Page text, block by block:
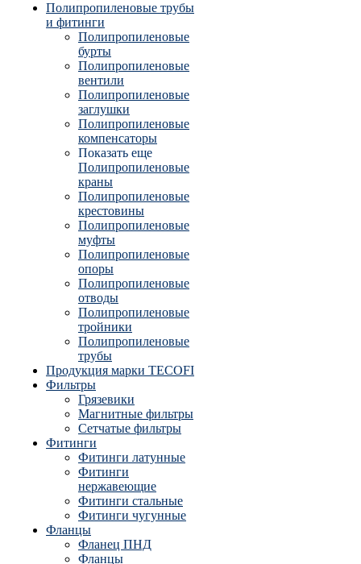
Полипропиленовые трубы
и фитинги
Полипропиленовые
бурты
Полипропиленовые
вентили
Полипропиленовые
заглушки
Полипропиленовые
компенсаторы
Показать еще
Полипропиленовые
краны
Полипропиленовые
крестовины
Полипропиленовые
муфты
Полипропиленовые
опоры
Полипропиленовые
отводы
Полипропиленовые
тройники
Полипропиленовые
трубы
Продукция марки TECOFI
Фильтры
Грязевики
Магнитные фильтры
Сетчатые фильтры
Фитинги
Фитинги латунные
Фитинги
нержавеющие
Фитинги стальные
Фитинги чугунные
Фланцы
Фланец ПНД
Фланцы